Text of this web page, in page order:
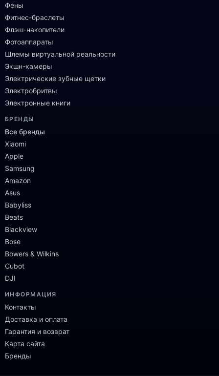
Фены
Фитнес-браслеты
Флэш-накопители
Фотоаппараты
Шлемы виртуальной реальности
Экшн-камеры
Электрические зубные щетки
Электробритвы
Электронные книги
БРЕНДЫ
Все бренды
Xiaomi
Apple
Samsung
Amazon
Asus
Babyliss
Beats
Blackview
Bose
Bowers & Wilkins
Cubot
DJI
ИНФОРМАЦИЯ
Контакты
Доставка и оплата
Гарантия и возврат
Карта сайта
Бренды